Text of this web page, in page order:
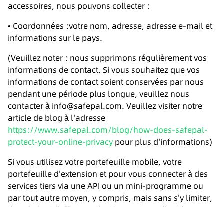
accessoires, nous pouvons collecter :
• Coordonnées :votre nom, adresse, adresse e-mail et
informations sur le pays.
(Veuillez noter : nous supprimons régulièrement vos
informations de contact. Si vous souhaitez que vos
informations de contact soient conservées par nous
pendant une période plus longue, veuillez nous
contacter à info@safepal.com. Veuillez visiter notre
article de blog à l'adresse
https://www.safepal.com/blog/how-does-safepal-
protect-your-online-privacy pour plus d'informations)
Si vous utilisez votre portefeuille mobile, votre
portefeuille d'extension et pour vous connecter à des
services tiers via une API ou un mini-programme ou
par tout autre moyen, y compris, mais sans s'y limiter,